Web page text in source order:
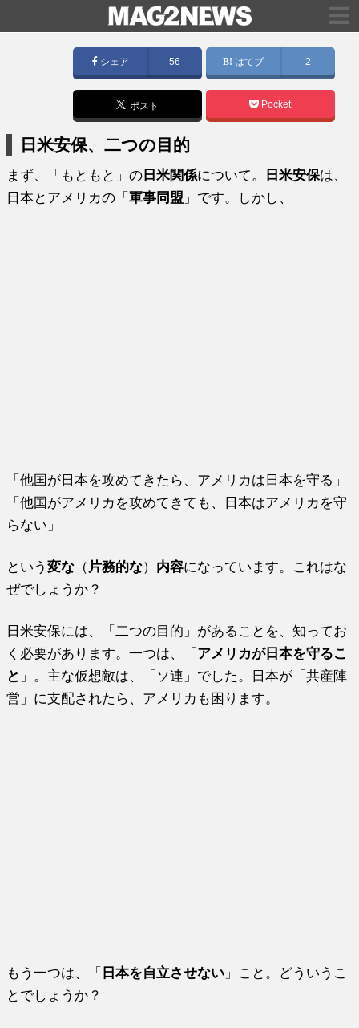
シェア 56 はてブ 2
ポスト Pocket
日米安保、二つの目的
まず、「もともと」の 日米関係について。 日米安保は、
日本とアメリカの「軍事同盟 」です。しかし、
「他国が日本を攻めてきたら、アメリカは日本を守る」
「他国がアメリカを攻めてきても、日本はアメリカを守
らない」
という変な （ 片務的な） 内容になっています。これはな
ぜでしょうか？
日米安保には、「二つの目的」があることを、知ってお
く必要があります。一つは、「 アメリカが日本を守るこ
と 」。主な仮想敵は、「ソ連」でした。日本が「共産陣
営」に支配されたら、アメリカも困ります。
もう一つは、「 日本を自立させない 」こと。どういうこ
とでしょうか？